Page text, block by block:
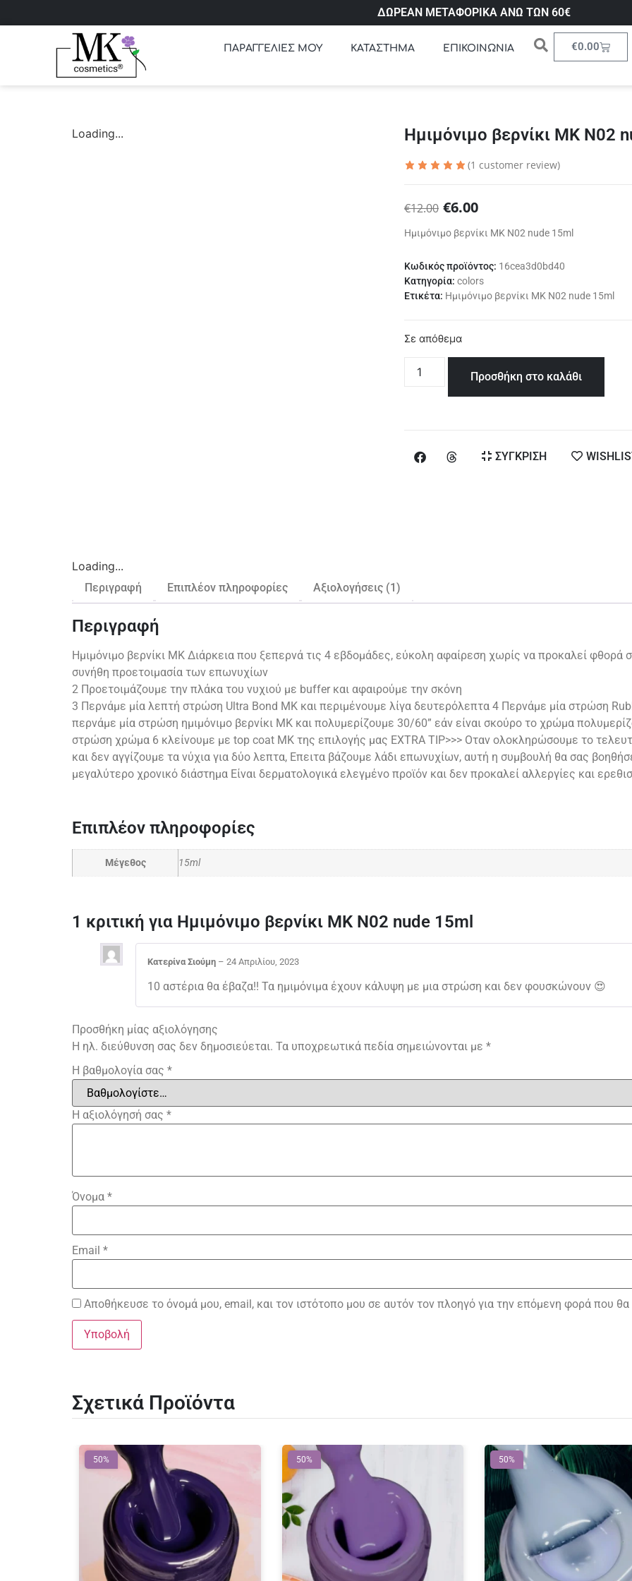
ΔΩΡΕΑΝ ΜΕΤΑΦΟΡΙΚΑ ΑΝΩ ΤΩΝ 60€
ΠΑΡΑΓΓΕΛΙΕΣ ΜΟΥ ΚΑΤΑΣΤΗΜΑ ΕΠΙΚΟΙΝΩΝΙΑ €0.00
Loading... Ημιμόνιμο βερνίκι ΜΚ Ν02
(1 customer review)
€12.00 €6.00
Ημιμόνιμο βερνίκι ΜΚ Ν02 nude 15ml
Κωδικός προϊόντος: 16cea3d0bd40
Κατηγορία: colors
Ετικέτα: Ημιμόνιμο βερνίκι ΜΚ Ν02 nude 15ml
Σε απόθεμα
Προσθήκη στο καλάθι
ΣΥΓΚΡΙΣΗ
Loading...
Περιγραφή Επιπλέον πληροφορίες Αξιολογήσεις (1)
Περιγραφή
Ημιμόνιμο βερνίκι ΜΚ Διάρκεια που ξεπερνά τις 4 εβδομάδες, εύκολη αφαίρεση χωρίς να προκαλεί φθορά
συνήθη προετοιμασία των επωνυχίων
2 Προετοιμάζουμε την πλάκα του νυχιού με buffer και αφαιρούμε την σκόνη
3 Περνάμε μία λεπτή στρώση Ultra Bond MK και περιμένουμε λίγα δευτερόλεπτα 4 Περνάμε μία στρώση
περνάμε μία στρώση ημιμόνιμο βερνίκι ΜΚ και πολυμερίζουμε 30/60” εάν είναι σκούρο το χρώμα
στρώση χρώμα 6 κλείνουμε με top coat ΜΚ της επιλογής μας EXTRA TIP>>> Οταν ολοκληρώσουμε το
και δεν αγγίζουμε τα νύχια για δύο λεπτα, Επειτα βάζουμε λάδι επωνυχίων, αυτή η συμβουλή θα σας
μεγαλύτερο χρονικό διάστημα Είναι δερματολογικά ελεγμένο προϊόν και δεν προκαλεί αλλεργίες και
Επιπλέον πληροφορίες
Μέγεθος 15ml
1 κριτική για Ημιμόνιμο βερνίκι ΜΚ Ν02 nude 15ml
Κατερίνα Σιούμη – 24 Απριλίου, 2023
10 αστέρια θα έβαζα!! Τα ημιμόνιμα έχουν κάλυψη με μια στρώση και δεν φουσκώνουν 😍
Προσθήκη μίας αξιολόγησης
Η ηλ. διεύθυνση σας δεν δημοσιεύεται. Τα υποχρεωτικά πεδία σημειώνονται με *
Η βαθμολογία σας *
Η αξιολόγησή σας *
Όνομα *
Email *
Αποθήκευσε το όνομά μου, email, και τον ιστότοπο μου σε αυτόν τον πλοηγό για την επόμενη φορά που
Σχετικά Προϊόντα
50% 50% 50%